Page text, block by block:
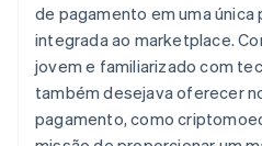
de pagamento em uma
integrada ao marketplace.
jovem e familiarizado com
também desejava oferecer
pagamento, como